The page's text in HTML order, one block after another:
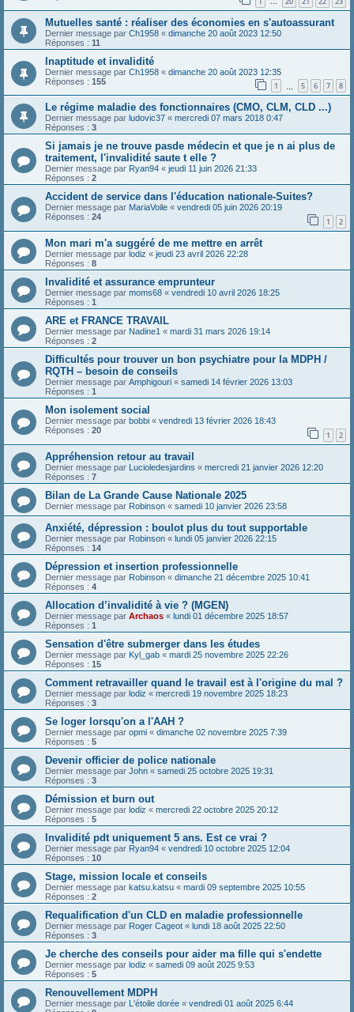
…
Mutuelles santé : réaliser des économies en s'autoassurant
Dernier message par Ch1958 « dimanche 20 août 2023 12:50
Réponses : 11
Inaptitude et invalidité
Dernier message par Ch1958 « dimanche 20 août 2023 12:35
Réponses : 155 1 5 6 7 8
Le régime maladie des fonctionnaires (CMO, CLM, CLD ...)
Dernier message par ludovic37 « mercredi 07 mars 2018 0:47
Réponses : 3
Si jamais je ne trouve pasde médecin et que je n ai plus de
traitement, l'invalidité saute t elle ?
Dernier message par Ryan94 « jeudi 11 juin 2026 21:33
Réponses : 2
Accident de service dans l'éducation nationale-Suites?
Dernier message par MariaVoile « vendredi 05 juin 2026 20:19
Réponses : 24 1 2
Mon mari m'a suggéré de me mettre en arrêt
Dernier message par lodiz « jeudi 23 avril 2026 22:28
Réponses : 8
Invalidité et assurance emprunteur
Dernier message par moms68 « vendredi 10 avril 2026 18:25
Réponses : 1
ARE et FRANCE TRAVAIL
Dernier message par Nadine1 « mardi 31 mars 2026 19:14
Réponses : 2
Difficultés pour trouver un bon psychiatre pour la MDPH /
RQTH – besoin de conseils
Dernier message par Amphigouri « samedi 14 février 2026 13:03
Réponses : 1
Mon isolement social
Dernier message par bobbi « vendredi 13 février 2026 18:43
Réponses : 20 1 2
Appréhension retour au travail
Dernier message par Lucioledesjardins « mercredi 21 janvier 2026 12:20
Réponses : 7
Bilan de La Grande Cause Nationale 2025
Dernier message par Robinson « samedi 10 janvier 2026 23:58
Anxiété, dépression : boulot plus du tout supportable
Dernier message par Robinson « lundi 05 janvier 2026 22:15
Réponses : 14
Dépression et insertion professionnelle
Dernier message par Robinson « dimanche 21 décembre 2025 10:41
Réponses : 4
Allocation d’invalidité à vie ? (MGEN)
Dernier message par Archaos « lundi 01 décembre 2025 18:57
Réponses : 1
Sensation d'être submerger dans les études
Dernier message par Kyl_gab « mardi 25 novembre 2025 22:26
Réponses : 15
Comment retravailler quand le travail est à l'origine du mal ?
Dernier message par lodiz « mercredi 19 novembre 2025 18:23
Réponses : 3
Se loger lorsqu'on a l'AAH ?
Dernier message par opmi « dimanche 02 novembre 2025 7:39
Réponses : 5
Devenir officier de police nationale
Dernier message par John « samedi 25 octobre 2025 19:31
Réponses : 3
Démission et burn out
Dernier message par lodiz « mercredi 22 octobre 2025 20:12
Réponses : 5
Invalidité pdt uniquement 5 ans. Est ce vrai ?
Dernier message par Ryan94 « vendredi 10 octobre 2025 12:04
Réponses : 10
Stage, mission locale et conseils
Dernier message par katsu.katsu « mardi 09 septembre 2025 10:55
Réponses : 2
Requalification d'un CLD en maladie professionnelle
Dernier message par Roger Cageot « lundi 18 août 2025 22:50
Réponses : 3
Je cherche des conseils pour aider ma fille qui s'endette
Dernier message par lodiz « samedi 09 août 2025 9:53
Réponses : 5
Renouvellement MDPH
Dernier message par L'étoile dorée « vendredi 01 août 2025 6:44